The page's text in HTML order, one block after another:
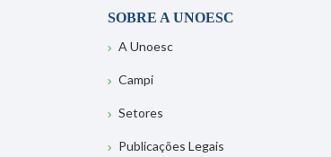
SOBRE A UNOESC
A Unoesc
Campi
Setores
Publicações Legais